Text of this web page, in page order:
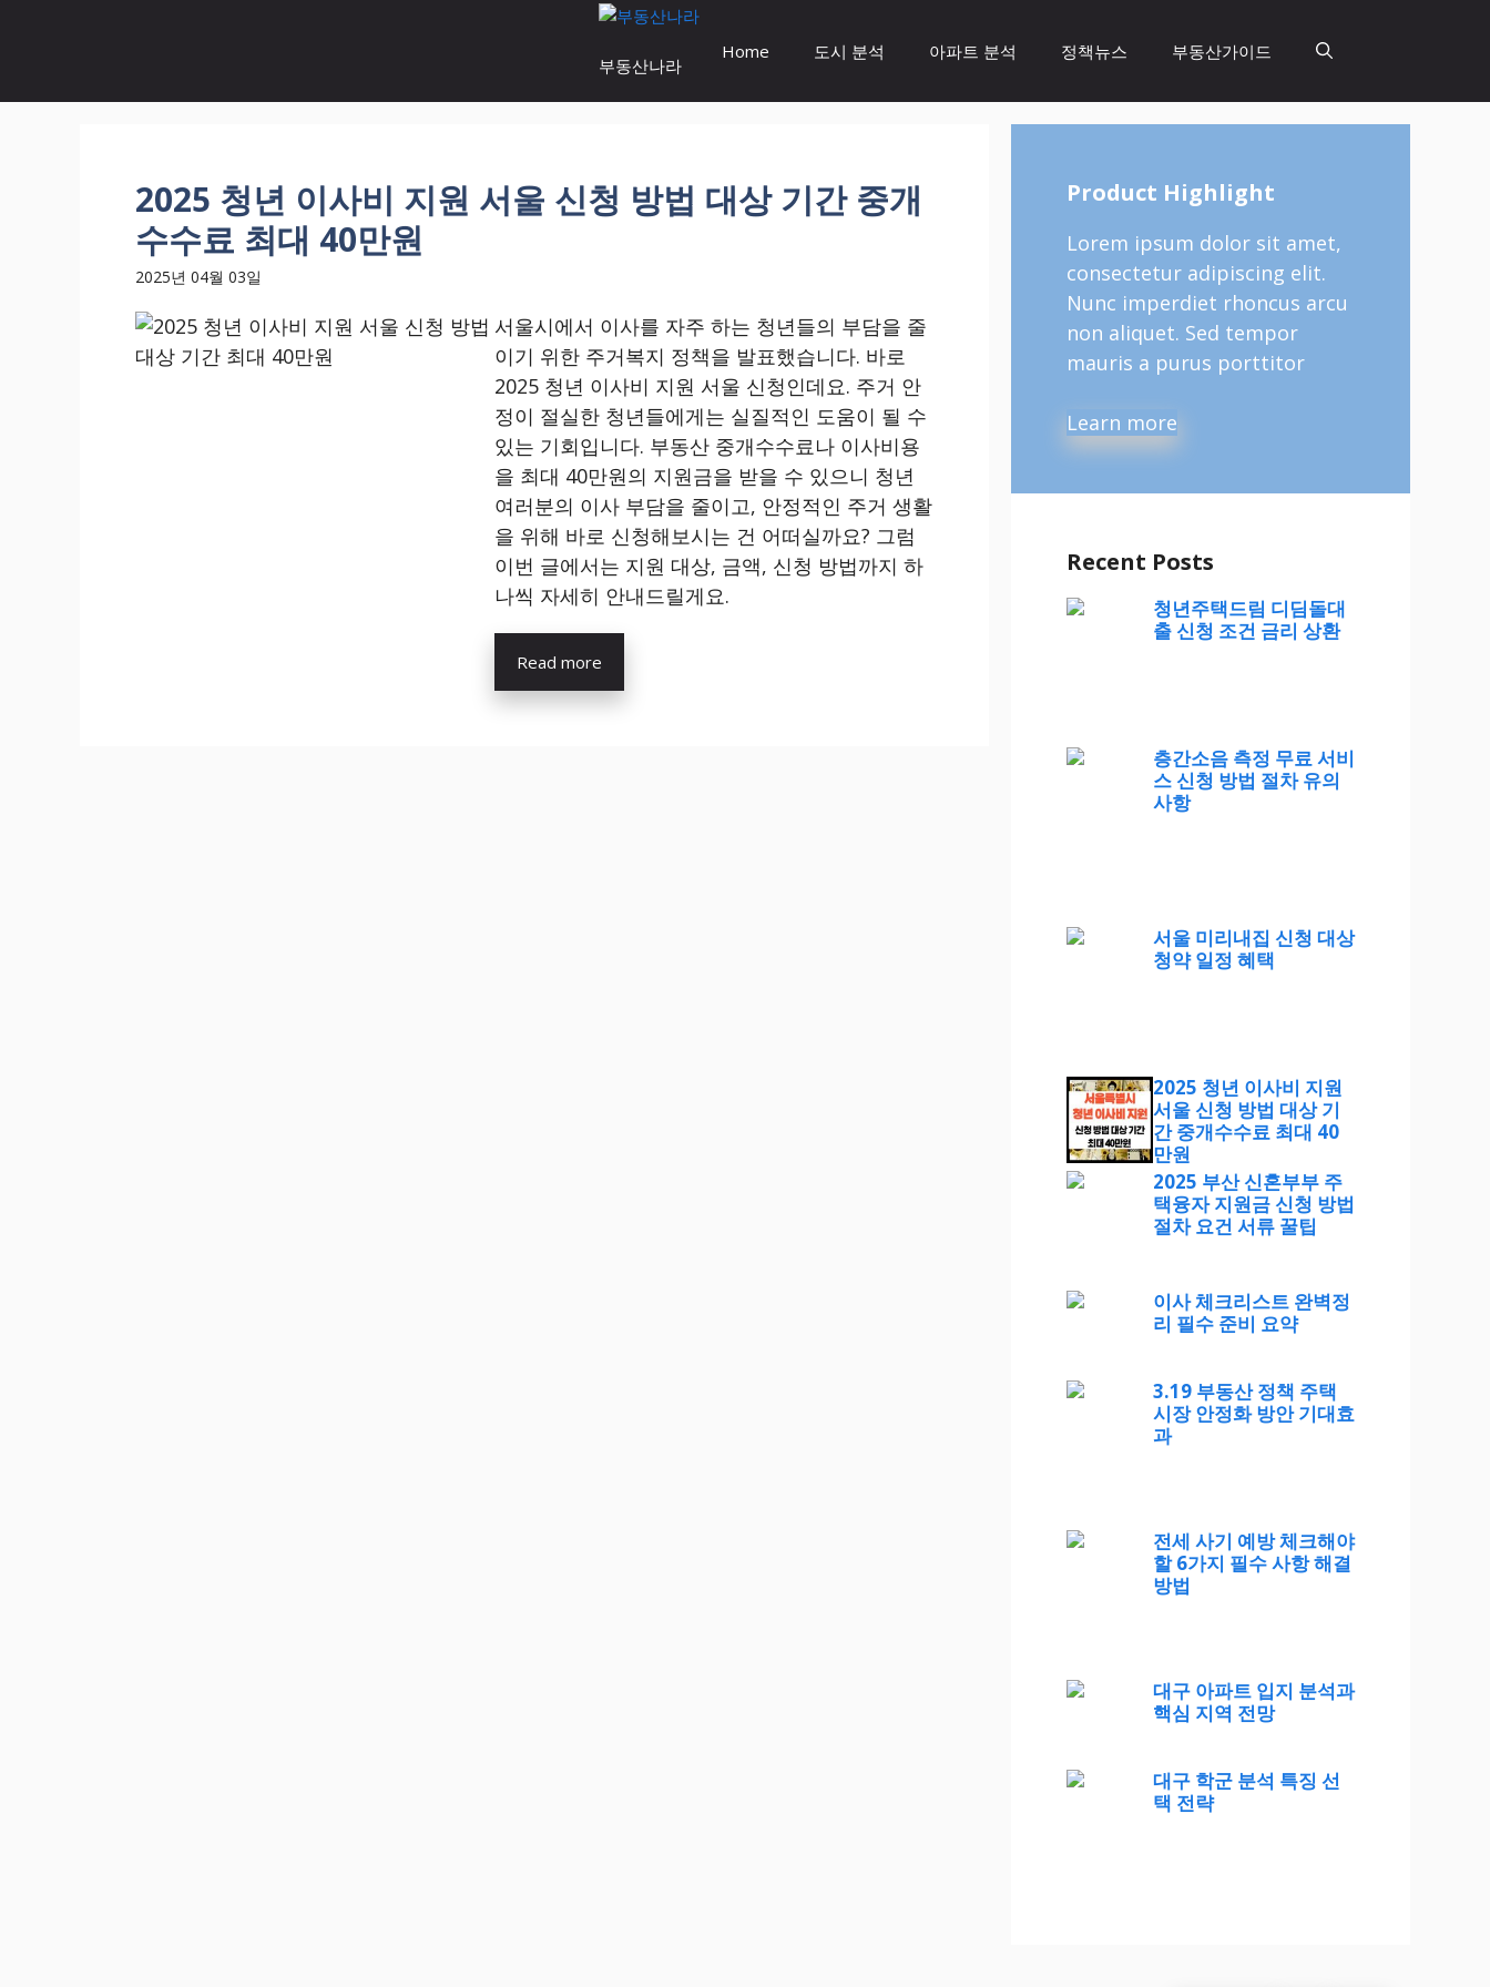
부동산나라
Home 도시 분석 아파트 분석 정책뉴스 부동산가이드
2025 청년 이사비 지원 서울 신청 방법 대상 기간 중개
수수료 최대 40만원
2025년 04월 03일
서울시에서 이사를 자주 하는 청년들의 부담을 줄
이기 위한 주거복지 정책을 발표했습니다. 바로
2025 청년 이사비 지원 서울 신청인데요. 주거 안
정이 절실한 청년들에게는 실질적인 도움이 될 수
있는 기회입니다. 부동산 중개수수료나 이사비용
을 최대 40만원의 지원금을 받을 수 있으니 청년
여러분의 이사 부담을 줄이고, 안정적인 주거 생활
을 위해 바로 신청해보시는 건 어떠실까요? 그럼
이번 글에서는 지원 대상, 금액, 신청 방법까지 하
나씩 자세히 안내드릴게요.
Read more
Product Highlight
Lorem ipsum dolor sit amet,
consectetur adipiscing elit.
Nunc imperdiet rhoncus arcu
non aliquet. Sed tempor
mauris a purus porttitor
Learn more
Recent Posts
청년주택드림 디딤돌대
출 신청 조건 금리 상환
층간소음 측정 무료 서비
스 신청 방법 절차 유의
사항
서울 미리내집 신청 대상
청약 일정 혜택
2025 청년 이사비 지원
서울 신청 방법 대상 기
간 중개수수료 최대 40
만원
2025 부산 신혼부부 주
택융자 지원금 신청 방법
절차 요건 서류 꿀팁
이사 체크리스트 완벽정
리 필수 준비 요약
3.19 부동산 정책 주택
시장 안정화 방안 기대효
과
전세 사기 예방 체크해야
할 6가지 필수 사항 해결
방법
대구 아파트 입지 분석과
핵심 지역 전망
대구 학군 분석 특징 선
택 전략